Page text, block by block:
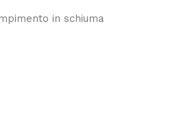
in schiuma